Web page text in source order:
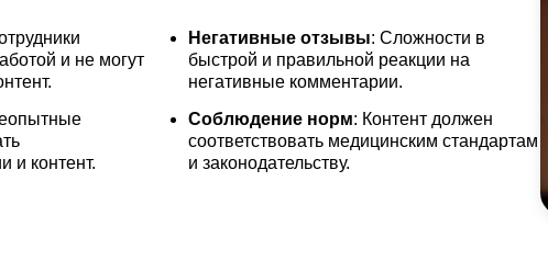
и не могут
и контент.
Негативные отзывы: Сложности в
быстрой и правильной реакции на
негативные комментарии.
Соблюдение норм: Контент должен
соответствовать медицинским стандартам
и законодательству.